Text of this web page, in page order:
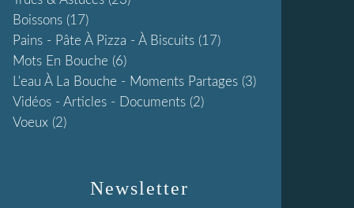
Newsletter
Boissons (17)
Pains - Pâte À Pizza - À Biscuits (17)
Mots En Bouche (6)
L'eau À La Bouche - Moments Partages (3)
Vidéos - Articles - Documents (2)
Voeux (2)